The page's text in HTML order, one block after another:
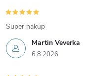
Martin Veverka
6.8.2026
Super nakup